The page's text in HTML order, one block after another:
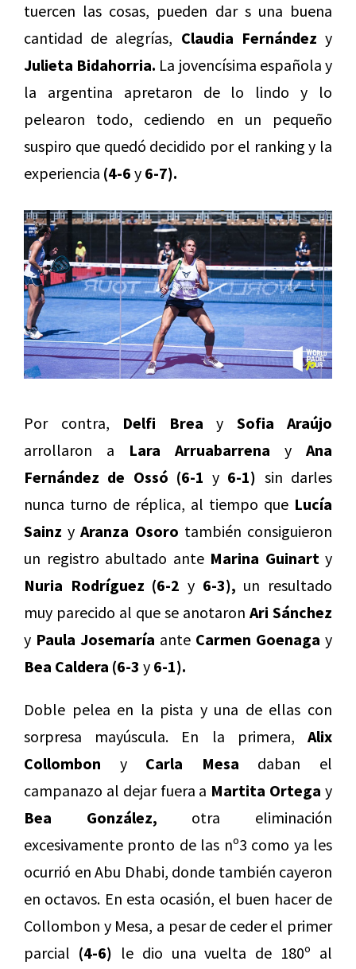
tuercen las cosas, pueden dar s una buena
cantidad de alegrías, Claudia Fernández y
Julieta Bidahorria. La jovencísima española y
la argentina apretaron de lo lindo y lo
pelearon todo, cediendo en un pequeño
suspiro que quedó decidido por el ranking y la
experiencia (4-6 y 6-7).
Por contra, Delfi Brea y Sofia Araújo
arrollaron a Lara Arruabarrena y Ana
Fernández de Ossó (6-1 y 6-1) sin darles
nunca turno de réplica, al tiempo que Lucía
Sainz yAranza Osoro también consiguieron
un registro abultado ante Marina Guinarty
Nuria Rodríguez (6-2 y 6-3), un resultado
muy parecido al que se anotaron Ari Sánchez
y Paula Josemaría ante Carmen Goenaga y
Bea Caldera (6-3 y 6-1).
Doble pelea en la pista y una de ellas con
sorpresa mayúscula. En la primera, Alix
Collombon y Carla Mesa daban el
campanazo al dejar fuera a Martita Ortega y
Bea González, otra eliminación
excesivamente pronto de las nº3 como ya les
ocurrió en Abu Dhabi, donde también cayeron
en octavos. En esta ocasión, el buen hacer de
Collombon y Mesa, a pesar de ceder el primer
parcial (4-6) le dio una vuelta de 180º al